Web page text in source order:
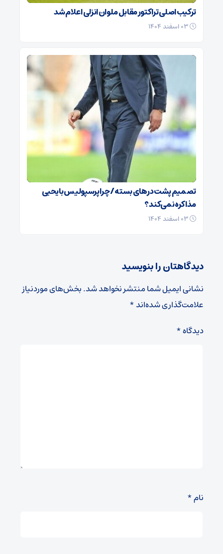
ترکیب اصلی تراکتور مقابل ملوان انزلی اعلام شد
تصمیم پشت در‌های بسته / چرا پرسپولیس با یحیی
مذاکره نمی‌کند؟
دیدگاهتان را بنویسید
نشانی ایمیل شما منتشر نخواهد شد.بخش‌های موردنیاز
علامت‌گذاری شده‌اند*
دیدگاه*
نام*